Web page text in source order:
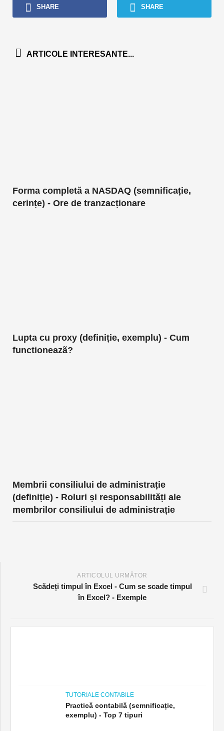
SHARE SHARE
ARTICOLE INTERESANTE...
Forma completă a NASDAQ (semnificație,
cerințe) - Ore de tranzacționare
Lupta cu proxy (definiție, exemplu) - Cum
functioneazã?
Membrii consiliului de administrație
(definiție) - Roluri și responsabilități ale
membrilor consiliului de administrație
ARTICOLUL URMĂTOR
Scădeți timpul în Excel - Cum se scade timpul
în Excel? - Exemple
TUTORIALE CONTABILE
Practică contabilă (semnificație,
exemplu) - Top 7 tipuri